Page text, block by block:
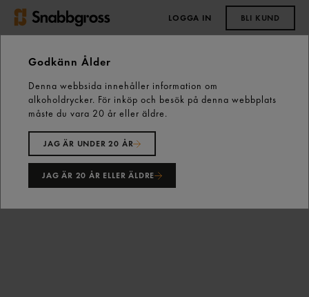
LOGGA IN BLI KUND
Start
Bönor, Frön, Gryn & Baljväxter
Rustico Espresso Pro Hela Bönor 500g Zoégas
Godkänn Ålder
Denna webbsida innehåller information om
alkoholdrycker. För inköp och besök på denna webbplats
måste du vara 20 år eller äldre.
JAG ÄR UNDER 20 ÅR
JAG ÄR 20 ÅR ELLER ÄLDRE